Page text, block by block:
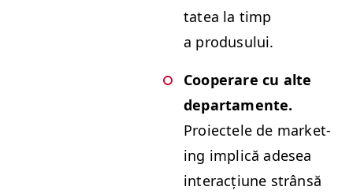
tatea la timp
a produsului.
Coop­er­are cu alte
depar­ta­mente.
Proiectele de mar­ket­
ing implică ade­sea
inter­acți­une strân­să